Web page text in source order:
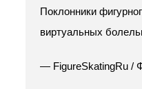
Поклонники
виртуальных
— FigureSkatingRu /